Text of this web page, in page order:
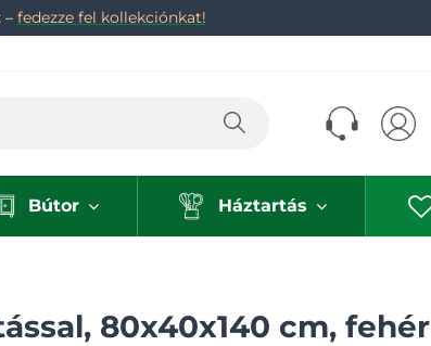
– fedezze fel kollekciónkat!
Keresés
Bútor Háztartás
80x40x140 cm, fehér